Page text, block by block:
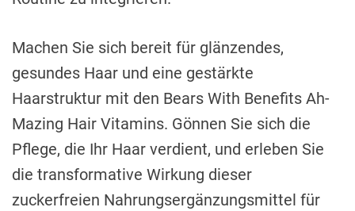
Machen Sie sich bereit für glänzendes,
gesundes Haar und eine gestärkte
Haarstruktur mit den Bears With Benefits Ah-
Mazing Hair Vitamins. Gönnen Sie sich die
Pflege, die Ihr Haar verdient, und erleben Sie
die transformative Wirkung dieser
zuckerfreien Nahrungsergänzungsmittel für